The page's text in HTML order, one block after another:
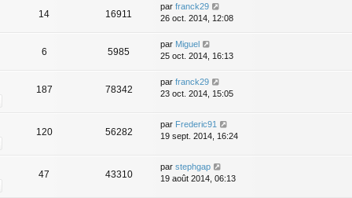
14 16911
par franck29
26 oct. 2014, 12:08
6 5985
par Miguel
25 oct. 2014, 16:13
187 78342
par franck29
23 oct. 2014, 15:05
120 56282
par Frederic91
19 sept. 2014, 16:24
47 43310
par stephgap
19 août 2014, 06:13